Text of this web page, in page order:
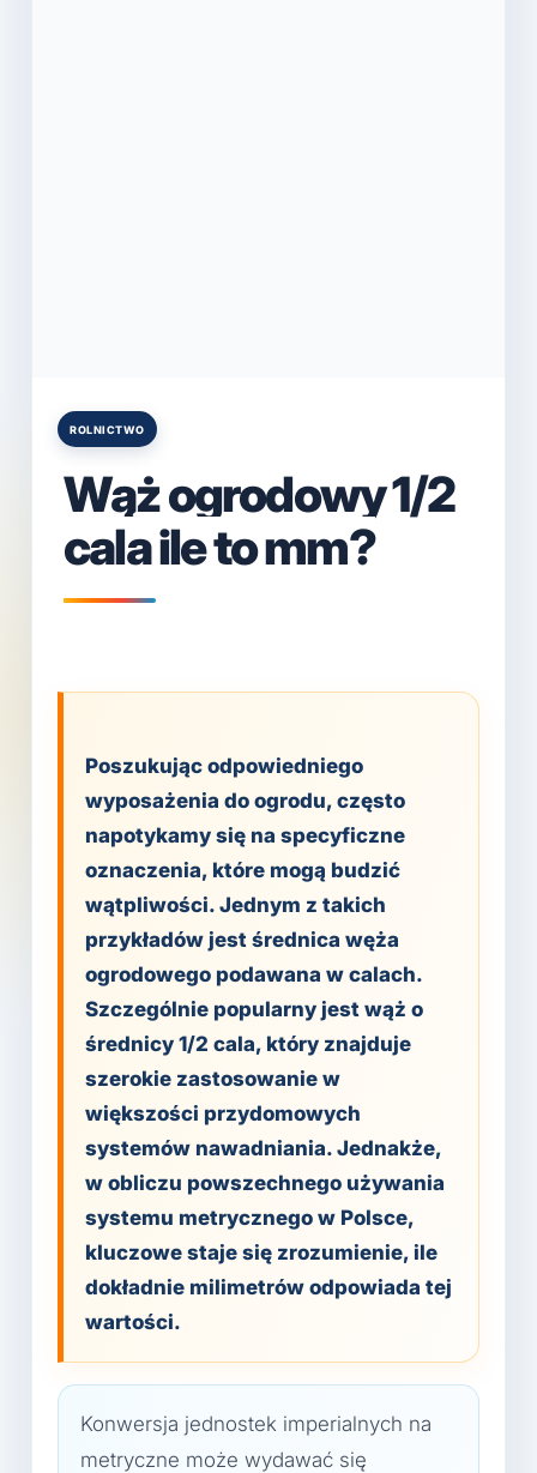
Posted
ROLNICTWO
Wąż ogrodowy 1/2
cala ile to mm?
Poszukując odpowiedniego
wyposażenia do ogrodu, często
napotykamy się na specyficzne
oznaczenia, które mogą budzić
wątpliwości. Jednym z takich
przykładów jest średnica węża
ogrodowego podawana w calach.
Szczególnie popularny jest wąż o
średnicy 1/2 cala, który znajduje
szerokie zastosowanie w
większości przydomowych
systemów nawadniania. Jednakże,
w obliczu powszechnego używania
systemu metrycznego w Polsce,
kluczowe staje się zrozumienie, ile
dokładnie milimetrów odpowiada tej
wartości.
Konwersja jednostek imperialnych na
metryczne może wydawać się